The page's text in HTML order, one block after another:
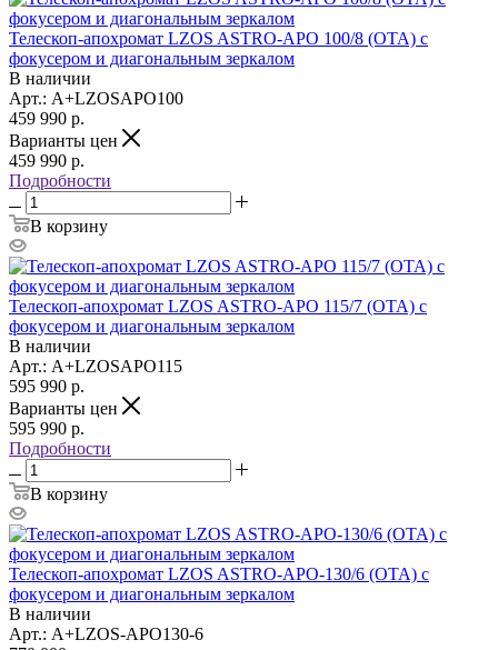
Телескоп-апохромат LZOS ASTRO-APO 100/8 (OTA) с
фокусером и диагональным зеркалом
В наличии
Арт.: A+LZOSAPO100
459 990 р.
Варианты цен
459 990 р.
Подробности
В корзину
Телескоп-апохромат LZOS ASTRO-APO 115/7 (OTA) с
фокусером и диагональным зеркалом
В наличии
Арт.: A+LZOSAPO115
595 990 р.
Варианты цен
595 990 р.
Подробности
В корзину
Телескоп-апохромат LZOS ASTRO-APO-130/6 (OTA) с
фокусером и диагональным зеркалом
В наличии
Арт.: A+LZOS-APO130-6